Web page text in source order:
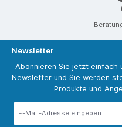
Newsletter
Abonnieren Sie jetzt einfach
Newsletter und Sie werden
Produkte und